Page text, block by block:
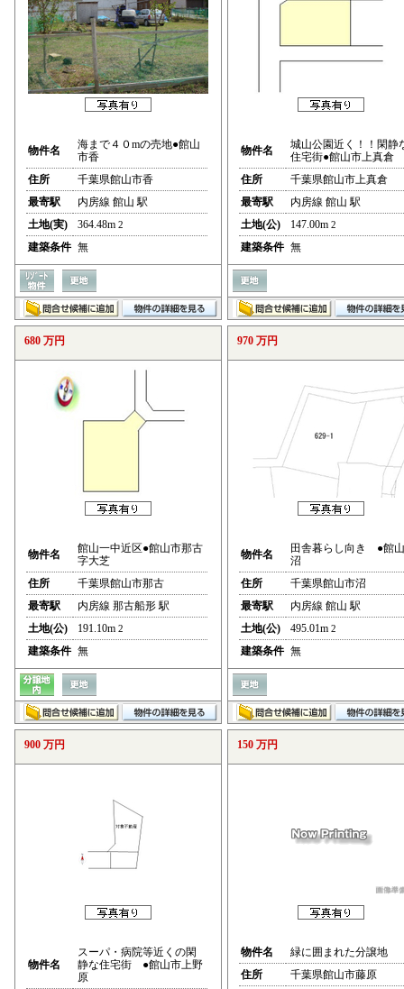
物件名
海まで４０mの売地●館山
市香
住所
千葉県館山市香
最寄駅
内房線 館山 駅
土地(実)
364.48m 2
建築条件 無
物件名
城山公園近く！！閑静
住宅街●館山市上真倉
住所
千葉県館山市上真倉
最寄駅
内房線 館山 駅
土地(公)
147.00m 2
建築条件 無
680 万円
物件名
館山一中近区●館山市那古
字大芝
住所
千葉県館山市那古
最寄駅
内房線 那古船形 駅
土地(公)
191.10m 2
建築条件 無
970 万円
物件名
田舎暮らし向き ●館
沼
住所
千葉県館山市沼
最寄駅
内房線 館山 駅
土地(公)
495.01m 2
建築条件 無
900 万円
物件名
スーパ・病院等近くの閑
静な住宅街 ●館山市上野
原
150 万円
物件名
緑に囲まれた分譲地
住所
千葉県館山市藤原